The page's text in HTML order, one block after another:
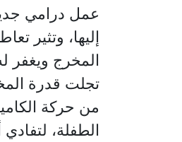
عمل درامي
إليها، وتثير
المخرج ويغفر
تجلت قدرة
من حركة
الطفلة،